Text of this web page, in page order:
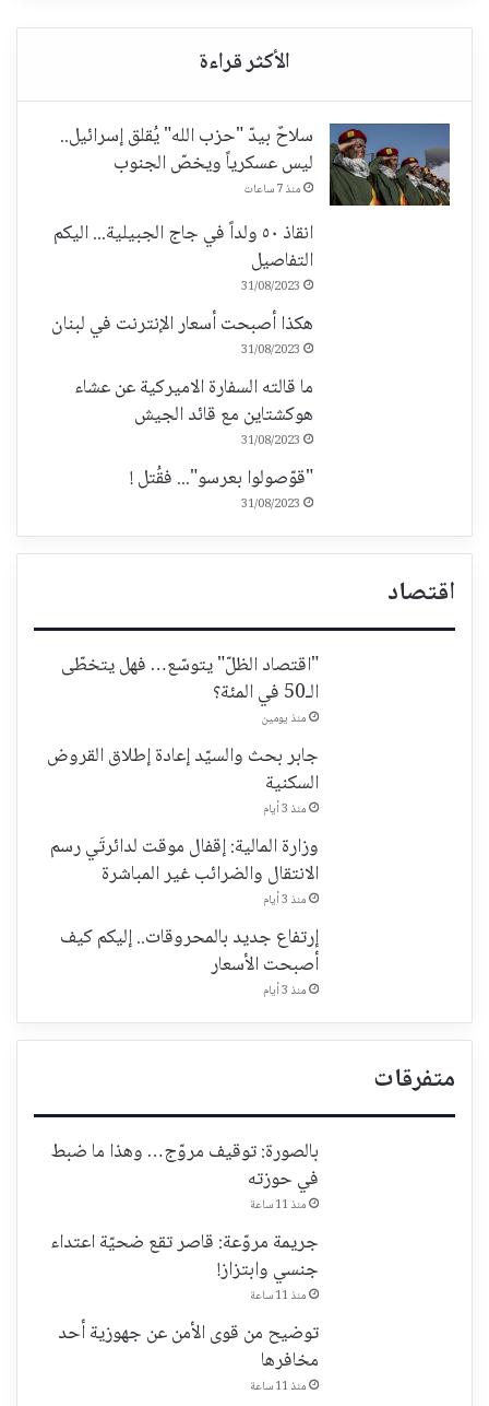
سلاحٌ بيدّ "حزب الله" يُقلق إسرائيل..
ليس عسكرياً ويخصّ الجنوب
منذ 7 ساعات
انقاذ ٥٠ ولداً في جاج الجبيلية... اليكم
التفاصيل
31/08/2023
هكذا أصبحت أسعار الإنترنت في لبنان
31/08/2023
ما قالته السفارة الاميركية عن عشاء
هوكشتاين مع قائد الجيش
31/08/2023
"قوّصولوا بعرسو"... فقُتل !
31/08/2023
اقتصاد
"اقتصاد الظلّ" يتوسّع… فهل يتخطّى
الـ50 في المئة؟
منذ يومين
جابر بحث والسيّد إعادة إطلاق القروض
السكنية
منذ 3 أيام
وزارة المالية: إقفال موقت لدائرتَي رسم
الانتقال والضرائب غير المباشرة
منذ 3 أيام
إرتفاع جديد بالمحروقات.. إليكم كيف
أصبحت الأسعار
منذ 3 أيام
متفرقات
بالصورة: توقيف مروّج… وهذا ما ضبط
في حوزته
منذ 11 ساعة
جريمة مروّعة: قاصر تقع ضحيّة اعتداء
جنسي وابتزاز!
منذ 11 ساعة
توضيح من قوى الأمن عن جهوزية أحد
مخافرها
منذ 11 ساعة